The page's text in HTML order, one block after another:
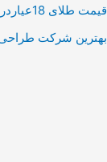
قیمت طلای 18عیاردربازار
بهترین شرکت